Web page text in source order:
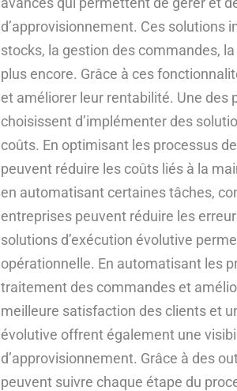
d’approvisionnement. Ces solutions
stocks, la gestion des commandes,
plus encore. Grâce à ces
et améliorer leur rentabilité. Une des
choisissent d’implémenter des
coûts. En optimisant les processus
peuvent réduire les coûts liés à la
en automatisant certaines tâches,
entreprises peuvent réduire les
solutions d’exécution évolutive
opérationnelle. En automatisant les
traitement des commandes et
meilleure satisfaction des clients et
évolutive offrent également une
d’approvisionnement. Grâce à des
peuvent suivre chaque étape du